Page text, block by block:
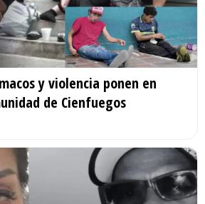
y violencia ponen en
de Cienfuegos